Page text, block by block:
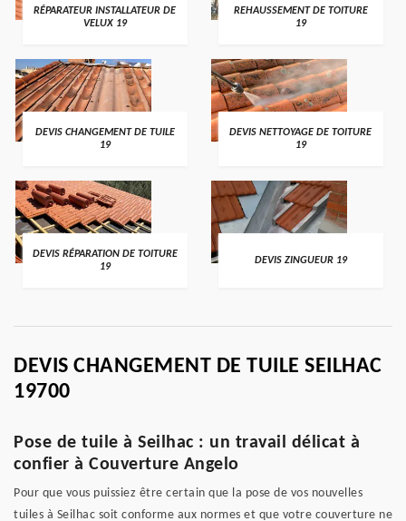
RÉPARATEUR INSTALLATEUR DE
VELUX 19
REHAUSSEMENT DE TOITURE
19
DEVIS CHANGEMENT DE TUILE
19
DEVIS NETTOYAGE DE TOITURE
19
DEVIS RÉPARATION DE TOITURE
19
DEVIS ZINGUEUR 19
DEVIS CHANGEMENT DE TUILE SEILHAC
19700
Pose de tuile à Seilhac : un travail délicat à
confier à Couverture Angelo
Pour que vous puissiez être certain que la pose de vos nouvelles
tuiles à Seilhac soit conforme aux normes et que votre couverture ne